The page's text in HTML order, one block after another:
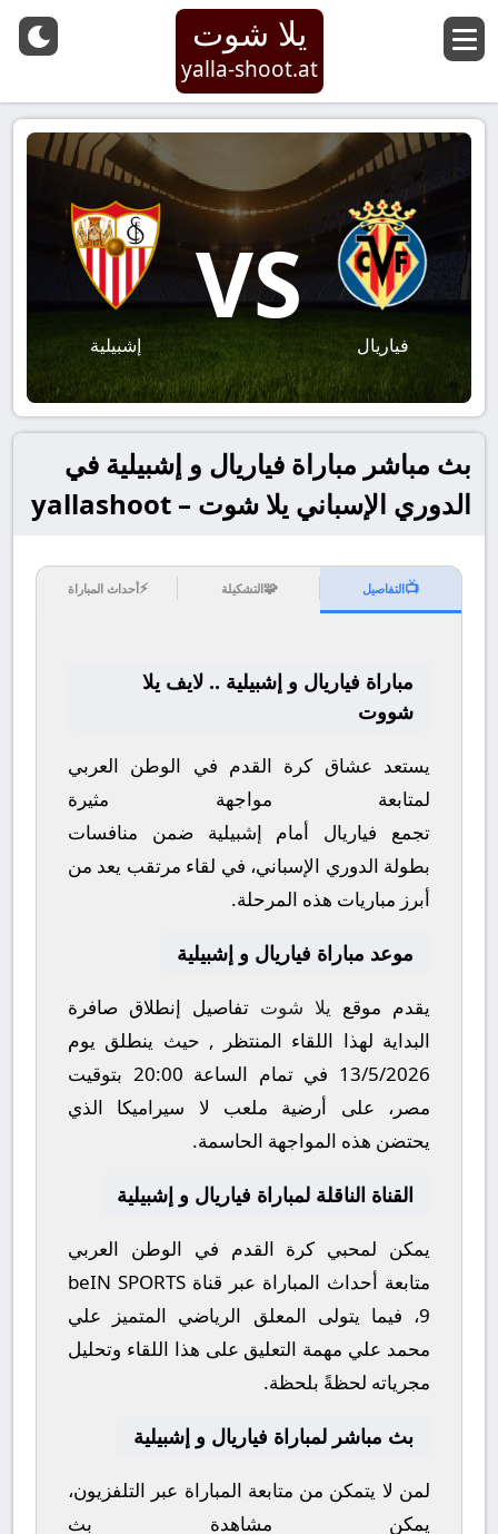
يلا شوت
yalla-shoot.at
فياريال
VS
إشبيلية
بث مباشر مباراة فياريال و إشبيلية في
الدوري الإسباني يلا شوت – yallashoot
📺التفاصيل 🧩التشكيلة ⚡أحداث المباراة
مباراة فياريال و إشبيلية .. لايف يلا
شووت
يستعد عشاق كرة القدم في الوطن العربي
لمتابعة مواجهة مثيرة
تجمع فياريال أمام إشبيلية ضمن منافسات
بطولة الدوري الإسباني، في لقاء مرتقب يعد من
أبرز مباريات هذه المرحلة.
موعد مباراة فياريال و إشبيلية
يقدم موقع يلا شوت تفاصيل إنطلاق صافرة
البداية لهذا اللقاء المنتظر , حيث ينطلق يوم
13/5/2026 في تمام الساعة 20:00 بتوقيت
مصر، على أرضية ملعب لا سيراميكا الذي
يحتضن هذه المواجهة الحاسمة.
القناة الناقلة لمباراة فياريال و إشبيلية
يمكن لمحبي كرة القدم في الوطن العربي
متابعة أحداث المباراة عبر قناة beIN SPORTS
9، فيما يتولى المعلق الرياضي المتميز علي
محمد علي مهمة التعليق على هذا اللقاء وتحليل
مجرياته لحظةً بلحظة.
بث مباشر لمباراة فياريال و إشبيلية
لمن لا يتمكن من متابعة المباراة عبر التلفزيون،
يمكن مشاهدة بث